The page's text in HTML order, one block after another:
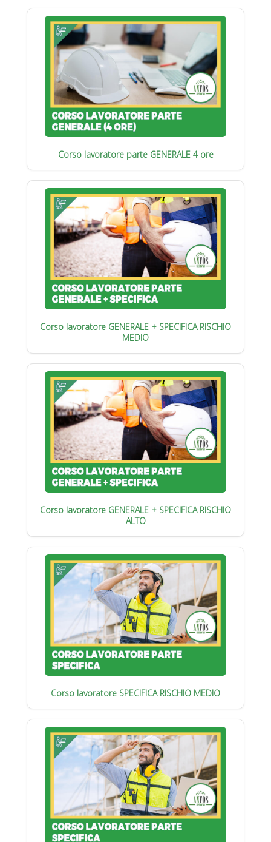
Corso lavoratore parte GENERALE 4 ore
Corso lavoratore GENERALE + SPECIFICA RISCHIO
MEDIO
Corso lavoratore GENERALE + SPECIFICA RISCHIO
ALTO
Corso lavoratore SPECIFICA RISCHIO MEDIO